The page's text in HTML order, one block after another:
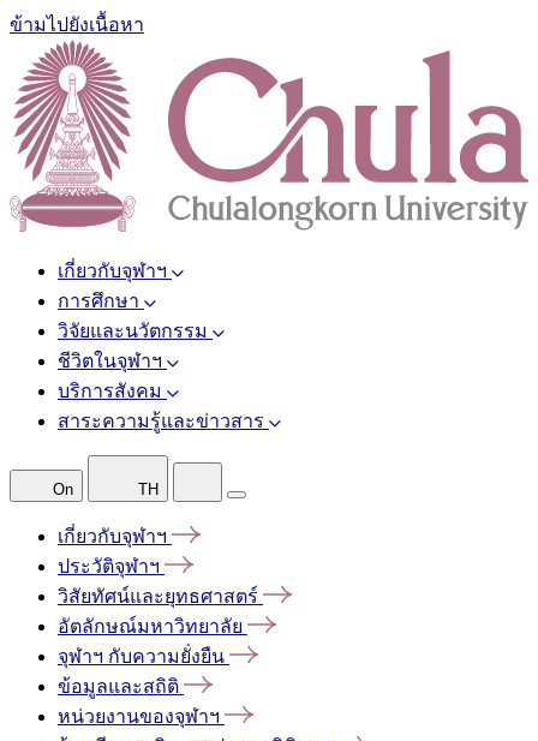
ข้ามไปยังเนื้อหา
เกี่ยวกับจุฬาฯ
การศึกษา
วิจัยและนวัตกรรม
ชีวิตในจุฬาฯ
บริการสังคม
สาระความรู้และข่าวสาร
On TH
เกี่ยวกับจุฬาฯ
ประวัติจุฬาฯ
วิสัยทัศน์และยุทธศาสตร์
อัตลักษณ์มหาวิทยาลัย
จุฬาฯ กับความยั่งยืน
ข้อมูลและสถิติ
หน่วยงานของจุฬาฯ